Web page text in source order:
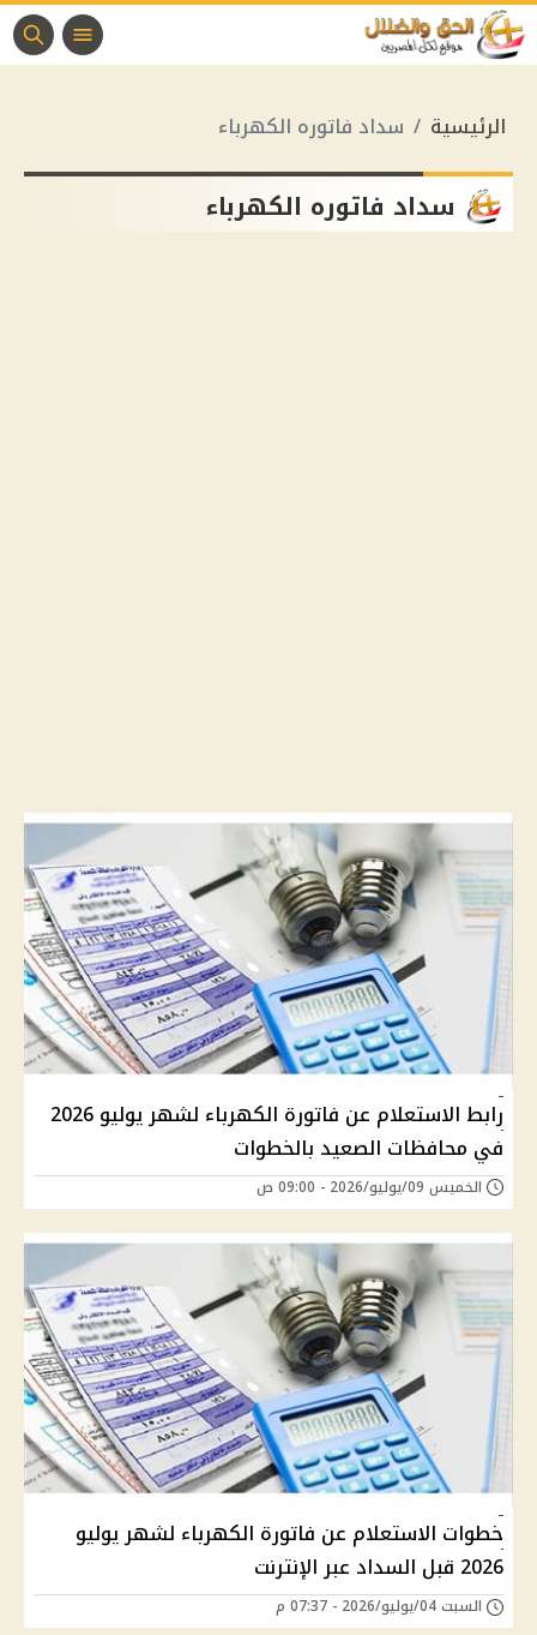
الرئيسية سداد فاتوره الكهرباء
سداد فاتوره الكهرباء
رابط الاستعلام عن فاتورة الكهرباء لشهر يوليو 2026
في محافظات الصعيد بالخطوات
الخميس 09/يوليو/2026 - 09:00 ص
خطوات الاستعلام عن فاتورة الكهرباء لشهر يوليو
2026 قبل السداد عبر الإنترنت
السبت 04/يوليو/2026 - 07:37 م